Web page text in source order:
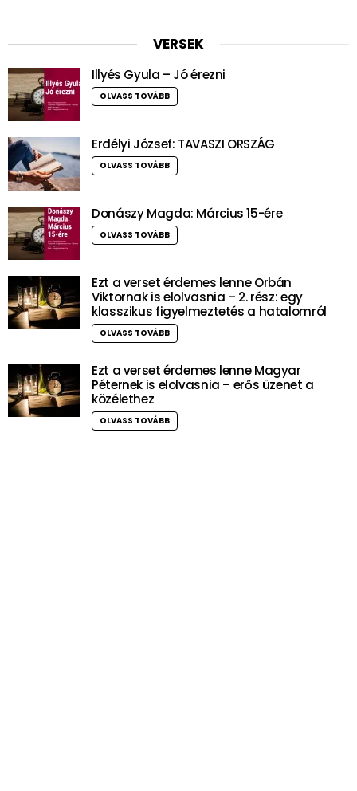
VERSEK
Illyés Gyula – Jó érezni
OLVASS TOVÁBB
Erdélyi József: TAVASZI ORSZÁG
OLVASS TOVÁBB
Donászy Magda: Március 15-ére
OLVASS TOVÁBB
Ezt a verset érdemes lenne Orbán
Viktornak is elolvasnia – 2. rész: egy
klasszikus figyelmeztetés a hatalomról
OLVASS TOVÁBB
Ezt a verset érdemes lenne Magyar
Péternek is elolvasnia – erős üzenet a
közélethez
OLVASS TOVÁBB